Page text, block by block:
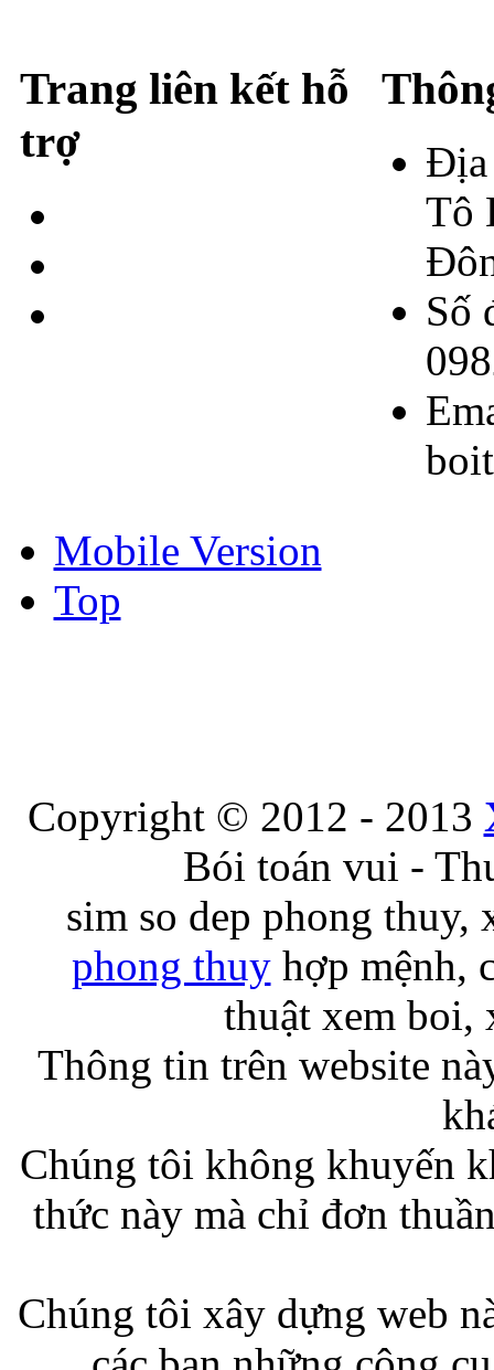
Trang liên kết hỗ
trợ
Địa
Tô
Số
Mobile Version
Top
Copyright © 2012 - 2013
Bói toán vui -
sim so dep phong thuy,
phong thuyhợp mệnh,
thuật xem boi,
Thông tin trên website
Chúng tôi không khuyến
thức này mà chỉ đơn
Chúng tôi xây dựng web